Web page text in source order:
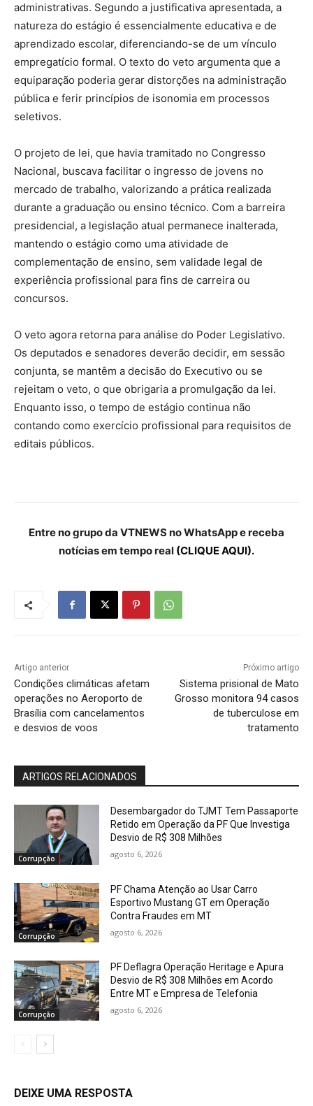
administrativas. Segundo a justificativa apresentada, a
natureza do estágio é essencialmente educativa e de
aprendizado escolar, diferenciando-se de um vínculo
empregatício formal. O texto do veto argumenta que a
equiparação poderia gerar distorções na administração
pública e ferir princípios de isonomia em processos
seletivos.
O projeto de lei, que havia tramitado no Congresso
Nacional, buscava facilitar o ingresso de jovens no
mercado de trabalho, valorizando a prática realizada
durante a graduação ou ensino técnico. Com a barreira
presidencial, a legislação atual permanece inalterada,
mantendo o estágio como uma atividade de
complementação de ensino, sem validade legal de
experiência profissional para fins de carreira ou
concursos.
O veto agora retorna para análise do Poder Legislativo.
Os deputados e senadores deverão decidir, em sessão
conjunta, se mantêm a decisão do Executivo ou se
rejeitam o veto, o que obrigaria a promulgação da lei.
Enquanto isso, o tempo de estágio continua não
contando como exercício profissional para requisitos de
editais públicos.
Entre no grupo da VTNEWS no WhatsApp e receba
notícias em tempo real (CLIQUE AQUI).
Artigo anterior
Condições climáticas afetam
operações no Aeroporto de
Brasília com cancelamentos
e desvios de voos
Próximo artigo
Sistema prisional de Mato
Grosso monitora 94 casos
de tuberculose em
tratamento
ARTIGOS RELACIONADOS
Corrupção
Desembargador do TJMT Tem Passaporte
Retido em Operação da PF Que Investiga
Desvio de R$ 308 Milhões
agosto 6, 2026
Corrupção
PF Chama Atenção ao Usar Carro
Esportivo Mustang GT em Operação
Contra Fraudes em MT
agosto 6, 2026
Corrupção
PF Deflagra Operação Heritage e Apura
Desvio de R$ 308 Milhões em Acordo
Entre MT e Empresa de Telefonia
agosto 6, 2026
DEIXE UMA RESPOSTA